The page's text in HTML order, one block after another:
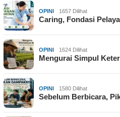
OPINI 1657 Dilihat
Caring, Fondasi
OPINI 1624 Dilihat
Mengurai Simpul
OPINI 1580 Dilihat
Sebelum Berbicara,